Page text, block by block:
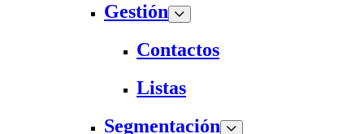
Gestión
Contactos
Listas
Segmentación